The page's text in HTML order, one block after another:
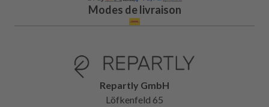
Modes de livraison
Repartly GmbH
Löfkenfeld 65